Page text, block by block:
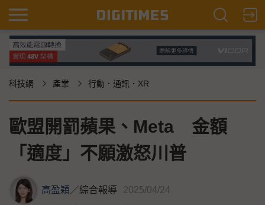
科技網 產業 行動．通訊．XR
歐盟開罰蘋果、Meta 金額
「適度」不願激怒川普
高盈穎／綜合報導 2025/04/24